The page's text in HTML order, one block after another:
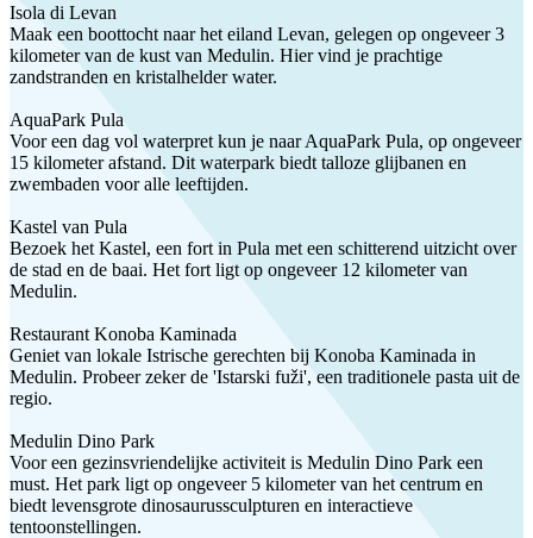
Isola di Levan
Maak een boottocht naar het eiland Levan, gelegen op ongeveer 3
kilometer van de kust van Medulin. Hier vind je prachtige
zandstranden en kristalhelder water.
AquaPark Pula
Voor een dag vol waterpret kun je naar AquaPark Pula, op ongeveer
15 kilometer afstand. Dit waterpark biedt talloze glijbanen en
zwembaden voor alle leeftijden.
Kastel van Pula
Bezoek het Kastel, een fort in Pula met een schitterend uitzicht over
de stad en de baai. Het fort ligt op ongeveer 12 kilometer van
Medulin.
Restaurant Konoba Kaminada
Geniet van lokale Istrische gerechten bij Konoba Kaminada in
Medulin. Probeer zeker de 'Istarski fuži', een traditionele pasta uit de
regio.
Medulin Dino Park
Voor een gezinsvriendelijke activiteit is Medulin Dino Park een
must. Het park ligt op ongeveer 5 kilometer van het centrum en
biedt levensgrote dinosaurussculpturen en interactieve
tentoonstellingen.